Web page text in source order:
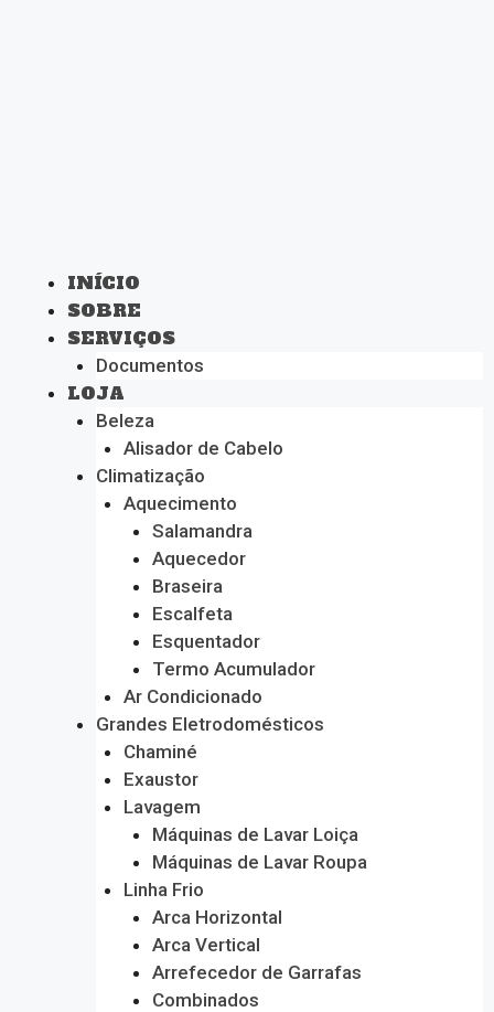
INÍCIO
SOBRE
SERVIÇOS
Documentos
LOJA
Beleza
Alisador de Cabelo
Climatização
Aquecimento
Salamandra
Aquecedor
Braseira
Escalfeta
Esquentador
Termo Acumulador
Ar Condicionado
Grandes Eletrodomésticos
Chaminé
Exaustor
Lavagem
Máquinas de Lavar Loiça
Máquinas de Lavar Roupa
Linha Frio
Arca Horizontal
Arca Vertical
Arrefecedor de Garrafas
Combinados